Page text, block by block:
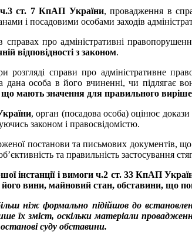
ст. 7 КпАП України, провадження в
і посадовими особами заходів
про адміністративні
відповідності з законом.
розгляді справи про адміністративне
особа в його вчиненні, чи підлягає
що мають значення для правильного
, орган (посадова особа) оцінює
законом і правосвідомістю.
постанови та письмових документів,
та правильність застосування
інстанції і вимоги ч.2 ст. 33 КпАП
вини, майновий стан, обставини, що
ніж формально підійшов до
їх зміст, оскільки матеріали
суду обставини.